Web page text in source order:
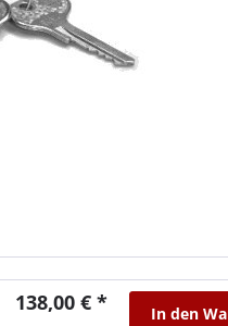
138,00 € * In den